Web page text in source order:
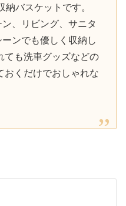
納バスケットです。
、リビング、サニタ
ンでも優しく収納し
ても洗車グッズなどの
おくだけでおしゃれな